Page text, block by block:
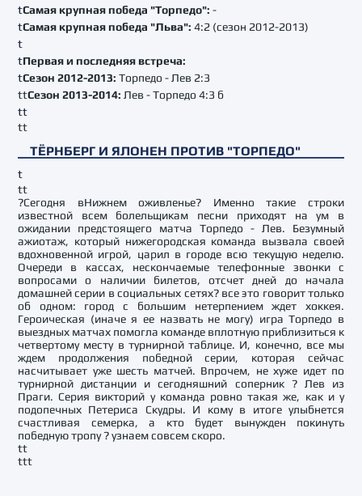
tСамая крупная победа "Торпедо": -
tСамая крупная победа "Льва": 4:2 (сезон 2012-2013)
t
tПервая и последняя встреча:
tСезон 2012-2013: Торпедо - Лев 2:3
ttСезон 2013-2014: Лев - Торпедо 4:3 б
tt
tt
ТЁРНБЕРГ И ЯЛОНЕН ПРОТИВ "ТОРПЕДО"
t
tt
?Сегодня вНижнем оживленье? Именно такие строки
известной всем болельщикам песни приходят на ум в
ожидании предстоящего матча Торпедо - Лев. Безумный
ажиотаж, который нижегородская команда вызвала своей
вдохновенной игрой, царил в городе всю текущую неделю.
Очереди в кассах, нескончаемые телефонные звонки с
вопросами о наличии билетов, отсчет дней до начала
домашней серии в социальных сетях? все это говорит только
об одном: город с большим нетерпением ждет хоккея.
Героическая (иначе я ее назвать не могу) игра Торпедо в
выездных матчах помогла команде вплотную приблизиться к
четвертому месту в турнирной таблице. И, конечно, все мы
ждем продолжения победной серии, которая сейчас
насчитывает уже шесть матчей. Впрочем, не хуже идет по
турнирной дистанции и сегодняшний соперник ? Лев из
Праги. Серия викторий у команда ровно такая же, как и у
подопечных Петериса Скудры. И кому в итоге улыбнется
счастливая семерка, а кто будет вынужден покинуть
победную тропу ? узнаем совсем скоро.
tt
ttt